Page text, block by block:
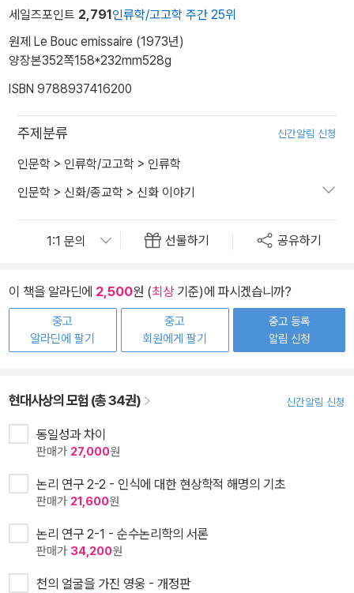
세일즈포인트 2,791 인류학/고고학 주간 25위
원제 Le Bouc emissaire (1973년)
양장본352쪽158*232mm528g
ISBN 9788937416200
주제분류 신간알림 신청
인문학 > 인류학/고고학 > 인류학
인문학 > 신화/종교학 > 신화 이야기
선물하기 공유하기
이 책을 알라딘에 2,500원 (최상기준)에 파시겠습니까?
중고
알라딘에 팔기
중고
회원에게 팔기
중고 등록
알림 신청
현대사상의 모험 (총 34권) 신간알림 신청
동일성과 차이
판매가 27,000원
논리 연구 2-2 - 인식에 대한 현상학적 해명의 기초
판매가 21,600원
논리 연구 2-1 - 순수논리학의 서론
판매가 34,200원
천의 얼굴을 가진 영웅 - 개정판